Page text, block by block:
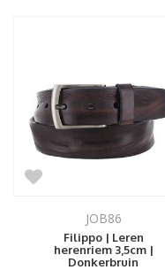
JOB86
Filippo | Leren
herenriem 3,5cm |
Donkerbruin